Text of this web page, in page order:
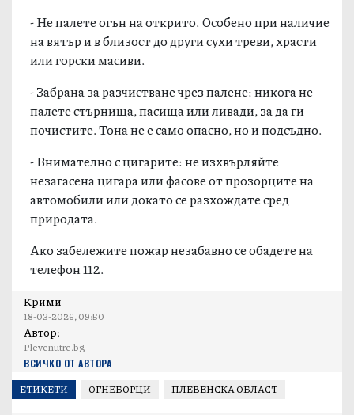
Крими
18-03-2026, 09:50
Автор:
Plevenutre.bg
ВСИЧКО ОТ АВТОРА
- Не палете огън на открито. Особено при наличие
на вятър и в близост до други сухи треви, храсти
или горски масиви.
- Забрана за разчистване чрез палене: никога не
палете стърнища, пасища или ливади, за да ги
почистите. Тона не е само опасно, но и подсъдно.
- Внимателно с цигарите: не изхвърляйте
незагасена цигара или фасове от прозорците на
автомобили или докато се разхождате сред
природата.
Ако забележите пожар незабавно се обадете на
телефон 112.
ЕТИКЕТИ ОГНЕБОРЦИ ПЛЕВЕНСКА ОБЛАСТ